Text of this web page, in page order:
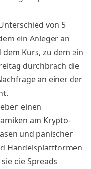
von 5
ein Anleger an
Kurs, zu dem ein
durchbrach die
an einer der
einen
am Krypto-
und panischen
Handelsplattformen
die Spreads